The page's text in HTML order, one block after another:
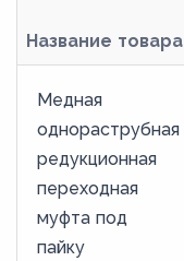
Название товара
Медная
однораструбная
редукционная
переходная
муфта под
пайку